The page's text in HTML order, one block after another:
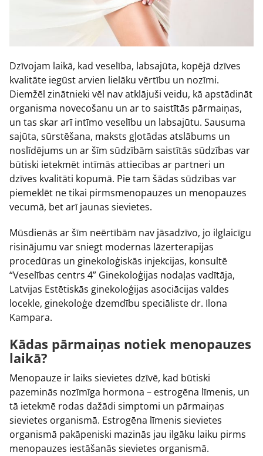
Dzīvojam laikā, kad veselība, labsajūta, kopējā dzīves
kvalitāte iegūst arvien lielāku vērtību un nozīmi.
Diemžēl zinātnieki vēl nav atklājuši veidu, kā apstādināt
organisma novecošanu un ar to saistītās pārmaiņas,
un tas skar arī intīmo veselību un labsajūtu. Sausuma
sajūta, sūrstēšana, maksts gļotādas atslābums un
noslīdējums un ar šīm sūdzībām saistītās sūdzības var
būtiski ietekmēt intīmās attiecības ar partneri un
dzīves kvalitāti kopumā. Pie tam šādas sūdzības var
piemeklēt ne tikai pirmsmenopauzes un menopauzes
vecumā, bet arī jaunas sievietes.
Mūsdienās ar šīm neērtībām nav jāsadzīvo, jo ilglaicīgu
risinājumu var sniegt modernas lāzerterapijas
procedūras un ginekoloģiskās injekcijas, konsultē
“Veselības centrs 4” Ginekoloģijas nodaļas vadītāja,
Latvijas Estētiskās ginekoloģijas asociācijas valdes
locekle, ginekoloģe dzemdību speciāliste dr. Ilona
Kampara.
Kādas pārmaiņas notiek menopauzes
laikā?
Menopauze ir laiks sievietes dzīvē, kad būtiski
pazeminās nozīmīga hormona – estrogēna līmenis, un
tā ietekmē rodas dažādi simptomi un pārmaiņas
sievietes organismā. Estrogēna līmenis sievietes
organismā pakāpeniski mazinās jau ilgāku laiku pirms
menopauzes iestāšanās sievietes organismā.